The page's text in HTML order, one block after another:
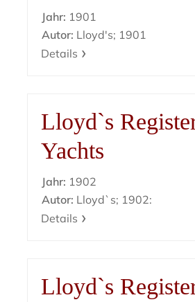
Jahr: 1901
Autor: Lloyd's; 1901
Details
Lloyd`s
Yachts
Jahr: 1902
Autor: Lloyd`s; 1902:
Details
Lloyd`s